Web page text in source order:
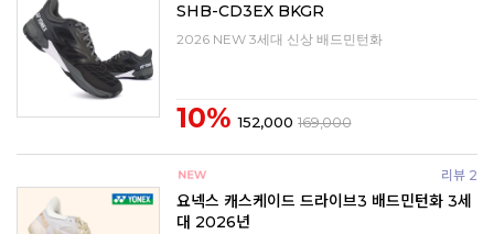
SHB-CD3EX BKGR
2026 NEW 3세대 신상 배드민턴화
10% 152,000 169,000
리뷰 2
요넥스 캐스케이드 드라이브3 배드민턴화 3세
대 2026년